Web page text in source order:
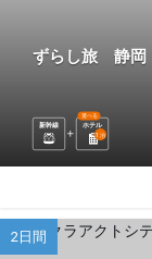
ずらし旅 静岡
新幹線 ホテル
選べる
1 泊
2日間